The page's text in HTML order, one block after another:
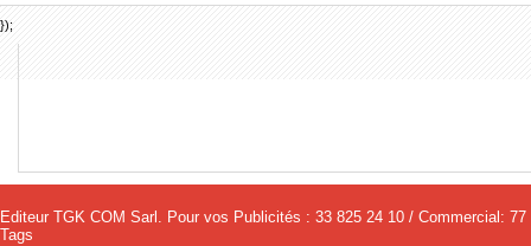
});
Editeur TGK COM Sarl. Pour vos Publicités : 33 825 24 10 / Commercial:
Tags